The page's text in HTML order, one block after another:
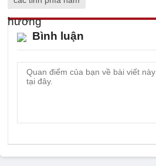
Bình luận